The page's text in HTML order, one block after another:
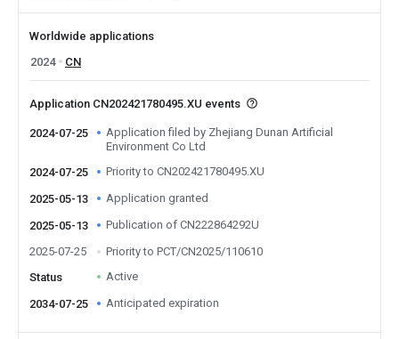
Worldwide applications
2024
CN
Application CN202421780495.XU events
2024-07-25
Application filed by Zhejiang Dunan Artificial
Environment Co Ltd
2024-07-25
Priority to CN202421780495.XU
2025-05-13 Application granted
2025-05-13
Publication of CN222864292U
2025-07-25
Priority to PCT/CN2025/110610
Status
Active
2034-07-25 Anticipated expiration